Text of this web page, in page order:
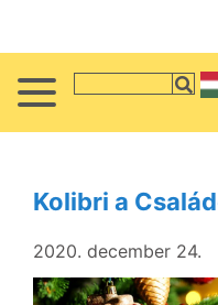
Kolibri a
2020. december 24.